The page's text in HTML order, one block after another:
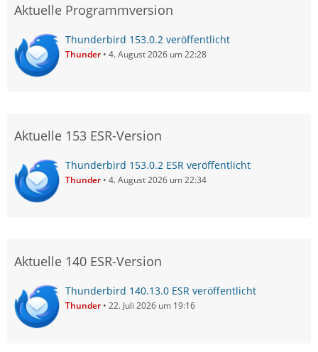
Aktuelle Programmversion
Thunderbird 153.0.2 veröffentlicht
Thunder 4. August 2026 um 22:28
Aktuelle 153 ESR-Version
Thunderbird 153.0.2 ESR veröffentlicht
Thunder 4. August 2026 um 22:34
Aktuelle 140 ESR-Version
Thunderbird 140.13.0 ESR veröffentlicht
Thunder 22. Juli 2026 um 19:16